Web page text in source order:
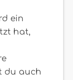
ein
hat,
du auch